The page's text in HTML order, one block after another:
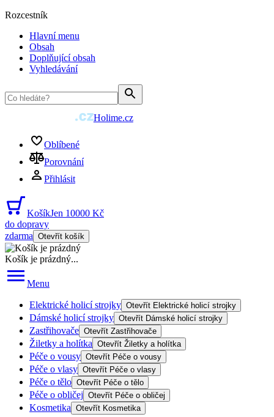
Rozcestník
Hlavní menu
Obsah
Doplňující obsah
Vyhledávání
Holime.cz
Oblíbené
Porovnání
Přihlásit
KošíkJen 10000 Kč
do dopravy
zdarma Otevřít košík
Košík je prázdný...
Menu
Elektrické holicí strojky Otevřít Elektrické holicí strojky
Dámské holicí strojky Otevřít Dámské holicí strojky
Zastřihovače Otevřít Zastřihovače
Žiletky a holítka Otevřít Žiletky a holítka
Péče o vousy Otevřít Péče o vousy
Péče o vlasy Otevřít Péče o vlasy
Péče o tělo Otevřít Péče o tělo
Péče o obličej Otevřít Péče o obličej
Kosmetika Otevřít Kosmetika